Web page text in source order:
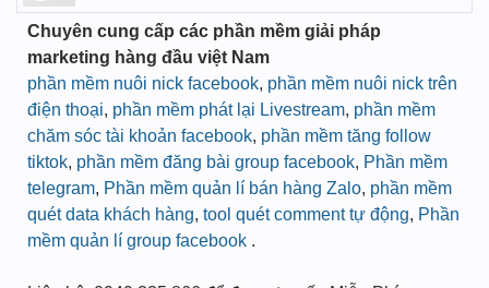
Chuyên cung cấp các phần mềm giải pháp
marketing hàng đầu việt Nam
phần mềm nuôi nick facebook, phần mềm nuôi nick trên
điện thoại, phần mềm phát lại Livestream, phần mềm
chăm sóc tài khoản facebook, phần mềm tăng follow
tiktok, phần mềm đăng bài group facebook, Phần mềm
telegram, Phần mềm quản lí bán hàng Zalo, phần mềm
quét data khách hàng, tool quét comment tự động, Phần
mềm quản lí group facebook .